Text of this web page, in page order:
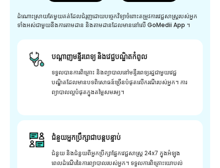
ដំណោះស្រាយតែមួយគត់ដែលជំរុញដោយបច្ចេកវិទ្យាចំពោះតម្រូវការវេជ្ជសាស្រ្តរបស់អ្នក
ទាំងអស់ជាមួយនឹងការតាមដាន និងតាមដានដែលមាននៅលើ GoMedii App ។
បណ្តាញមន្ទីរពេទ្យ និងវេជ្ជបណ្ឌិតកំពូល
ទទួលបានការពិគ្រោះ និងព្យាបាលនៅមន្ទីរពេទ្យរដ្ឋជាមួយវេជ្ជ
បណ្ឌិតដែលមានបទពិសោធន៍ច្រើនបំផុតលើករណីរបស់អ្នក។ ការ
ព្យាបាលល្អបំផុតក្នុងតម្លៃសមរម្យ។
ជំនួយអ្នកប្រឹក្សាជាបន្តបន្ទាប់
ជំនួយ និងជំនួយពីអ្នកប្រឹក្សាផ្នែកវេជ្ជសាស្រ្ត 24x7 ក្នុងអំឡុង
ពេលដំណើរនៃការព្យាបាលរបស់អ្នក។ ទទួលការពិគ្រោះយោបល់